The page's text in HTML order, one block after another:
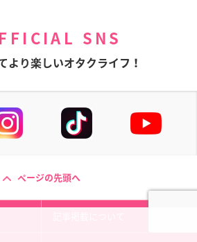
SNS
より楽しいオタクライフ！
ページの先頭へ